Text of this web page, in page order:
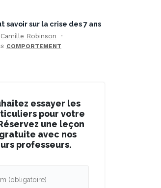
savoir sur la crise des 7 ans
Camille Robinson
COMPORTEMENT
essayer les
pour votre
une leçon
avec nos
professeurs.